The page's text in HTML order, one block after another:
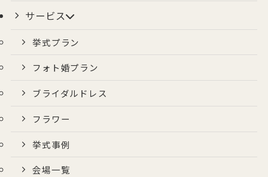
サービス
挙式プラン
フォト婚プラン
ブライダルドレス
フラワー
挙式事例
会場一覧